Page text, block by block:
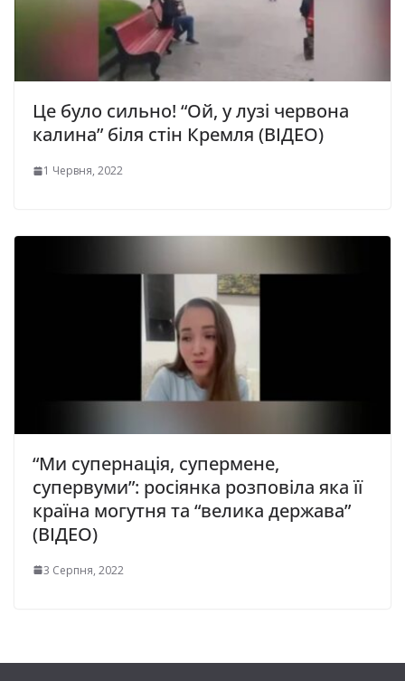
Це було сильно! “Ой, у лузі червона
калина” біля стін Кремля (ВІДЕО)
1 Червня, 2022
“Ми супернація, супермене,
супервуми”: росіянка розповіла яка її
країна могутня та “велика держава”
(ВІДЕО)
3 Серпня, 2022